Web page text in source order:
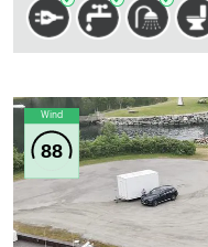
Wind
88